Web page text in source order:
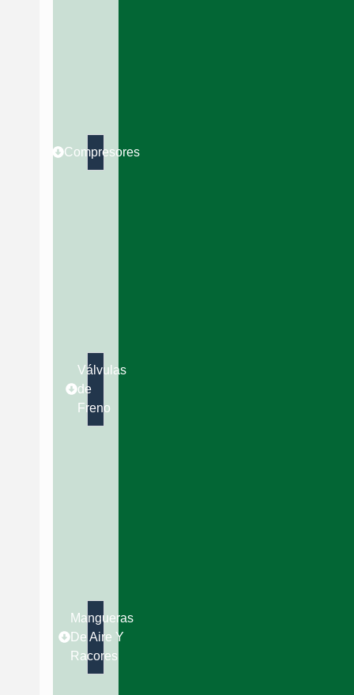
Compresores
Válvulas
de
Freno
Mangueras
De Aire Y
Racores